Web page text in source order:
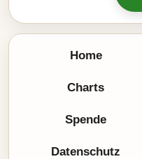
Home
Charts
Spende
Datenschutz